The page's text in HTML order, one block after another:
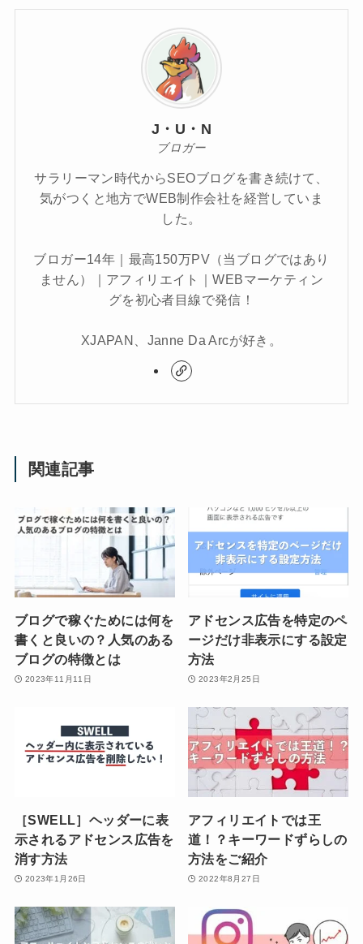
J・U・N
ブロガー
サラリーマン時代からSEOブログを書き続けて、
気がつくと地方でWEB制作会社を経営していま
した。
ブロガー14年｜最高150万PV（当ブログではあり
ません）｜アフィリエイト｜WEBマーケティン
グを初心者目線で発信！
XJAPAN、Janne Da Arcが好き。
関連記事
ブログで稼ぐためには何を
書くと良いの？人気のある
ブログの特徴とは
2023年11月11日
アドセンス広告を特定のペ
ージだけ非表示にする設定
方法
2023年2月25日
［SWELL］ヘッダーに表
示されるアドセンス広告を
消す方法
2023年1月26日
アフィリエイトでは王
道！？キーワードずらしの
方法をご紹介
2022年8月27日